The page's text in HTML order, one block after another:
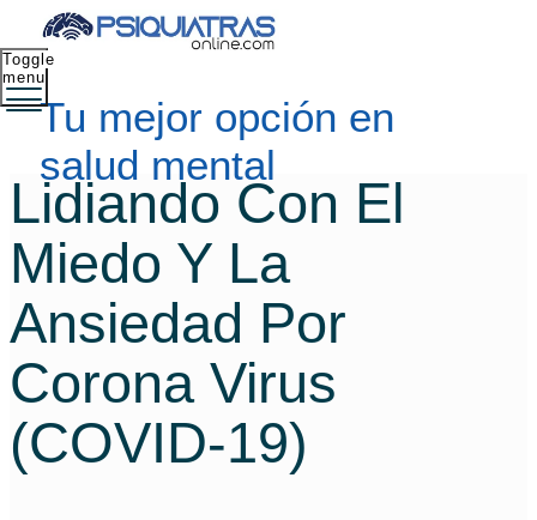
Tu mejor opción en
salud mental
Toggle
menu
Lidiando Con El
Miedo Y La
Ansiedad Por
Corona Virus
(COVID-19)